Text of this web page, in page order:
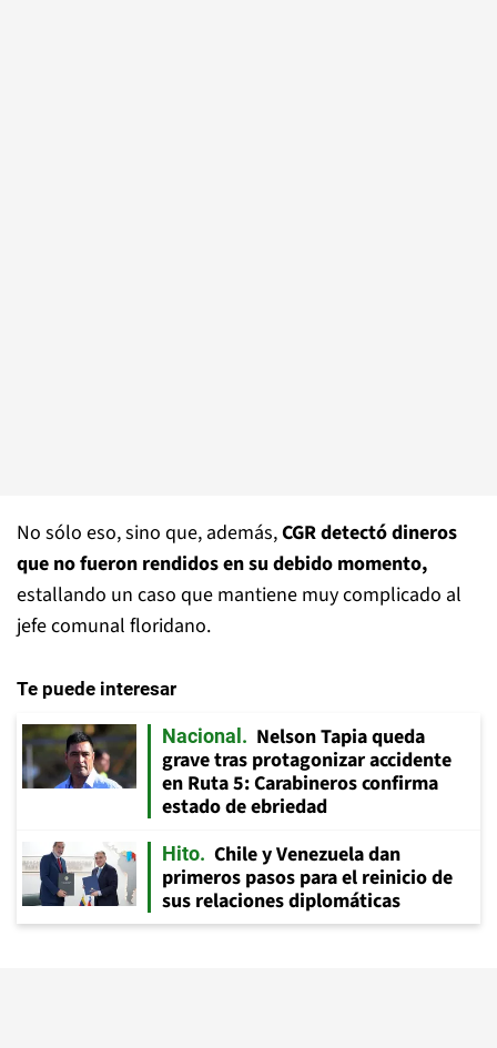
No sólo eso, sino que, además,CGR detectó dineros
que no fueron rendidos en su debido momento,
estallando un caso que mantiene muy complicado al
jefe comunal floridano.
Te puede interesar
Nacional
Nelson Tapia queda
grave tras protagonizar accidente
en Ruta 5: Carabineros confirma
estado de ebriedad
Hito
Chile y Venezuela dan
primeros pasos para el reinicio de
sus relaciones diplomáticas